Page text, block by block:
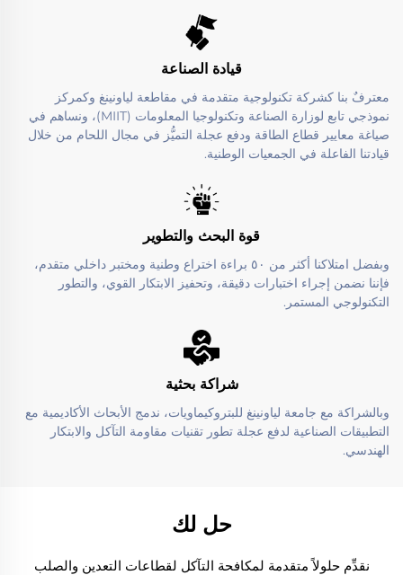
قيادة الصناعة
معترفٌ بنا كشركة تكنولوجية متقدمة في مقاطعة لياونينغ وكمركز
نموذجي تابع لوزارة الصناعة وتكنولوجيا المعلومات (MIIT)، ونساهم في
صياغة معايير قطاع الطاقة ودفع عجلة التميُّز في مجال اللحام من خلال
قيادتنا الفاعلة في الجمعيات الوطنية.
قوة البحث والتطوير
وبفضل امتلاكنا أكثر من ٥٠ براءة اختراع وطنية ومختبر داخلي متقدم،
فإننا نضمن إجراء اختبارات دقيقة، وتحفيز الابتكار القوي، والتطور
التكنولوجي المستمر.
شراكة بحثية
وبالشراكة مع جامعة لياونينغ للبتروكيماويات، ندمج الأبحاث الأكاديمية مع
التطبيقات الصناعية لدفع عجلة تطور تقنيات مقاومة التآكل والابتكار
الهندسي.
حل لك
نقدِّم حلولاً متقدمة لمكافحة التآكل لقطاعات التعدين والصلب